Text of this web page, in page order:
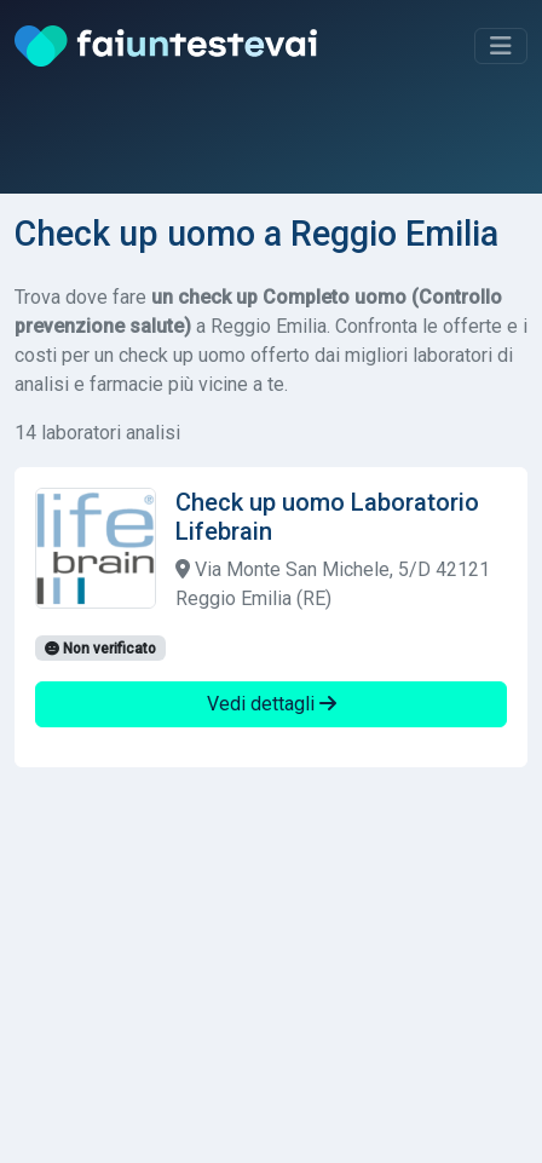
Check up uomo a Reggio Emilia
Trova dove fare un check up Completo uomo (Controllo
prevenzione salute) a Reggio Emilia. Confronta le offerte e i
costi per un check up uomo offerto dai migliori laboratori di
analisi e farmacie più vicine a te.
14 laboratori analisi
Check up uomo Laboratorio
Lifebrain
Via Monte San Michele, 5/D 42121
Reggio Emilia (RE)
Non verificato
Vedi dettagli